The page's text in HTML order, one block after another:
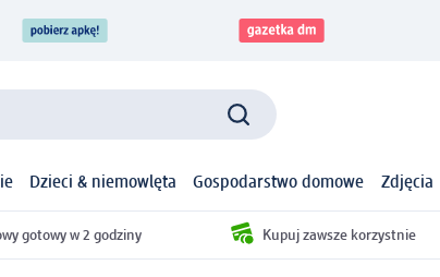
Dzieci & niemowlęta Gospodarstwo domowe Zdjęcia
gotowy w 2 godziny Kupuj zawsze korzystnie